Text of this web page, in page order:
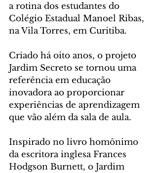
a rotina dos estudantes do
Colégio Estadual Manoel Ribas,
na Vila Torres, em Curitiba.
Criado há oito anos, o projeto
Jardim Secreto se tornou uma
referência em educação
inovadora ao proporcionar
experiências de aprendizagem
que vão além da sala de aula.
Inspirado no livro homônimo
da escritora inglesa Frances
Hodgson Burnett, o Jardim